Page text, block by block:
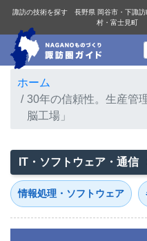
諏訪の技術を探す 長野県 岡谷市・下諏訪
村・富士見町
ホーム
30年の信頼性。生産管
脳工場」
IT・ソフトウェア・通信
情報処理・ソフトウェア